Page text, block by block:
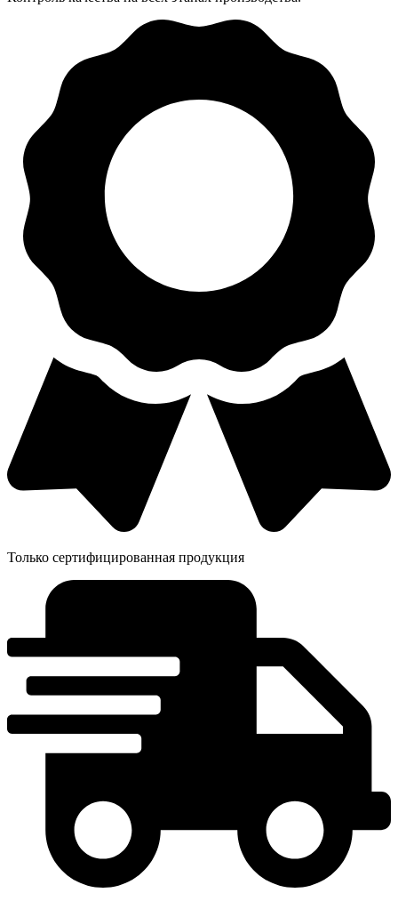
Только сертифицированная продукция